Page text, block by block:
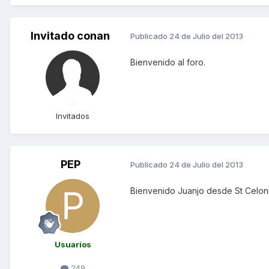
Invitado conan
Invitados
Publicado 24 de Julio del 2013
Bienvenido al foro.
PEP
Usuarios
Publicado 24 de Julio del 2013
Bienvenido Juanjo desde St